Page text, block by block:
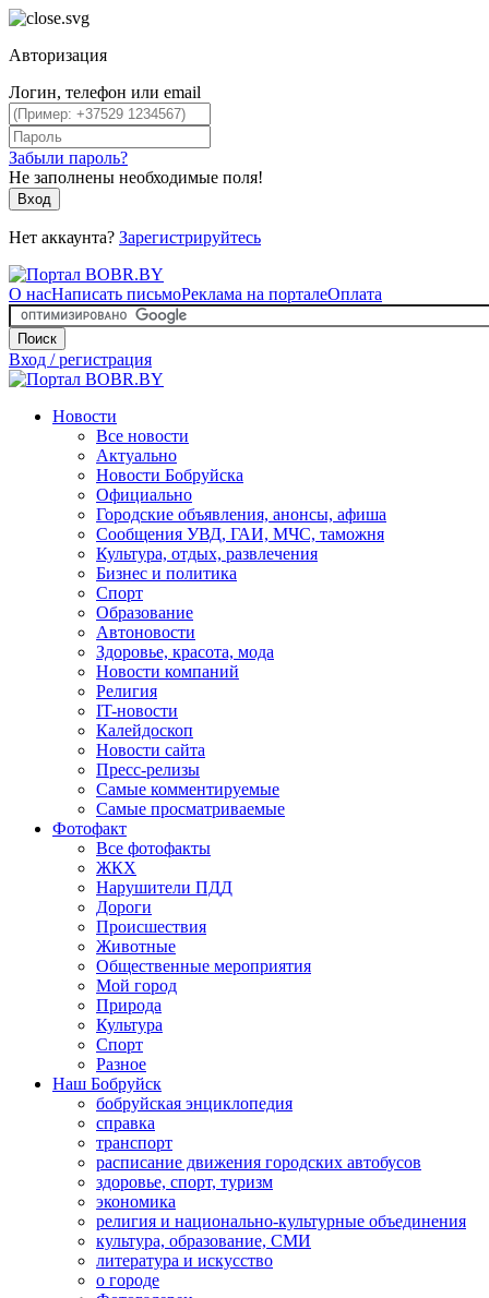
Авторизация
Логин, телефон или email
Забыли пароль?
Не заполнены необходимые поля!
Вход
Нет аккаунта? Зарегистрируйтесь
О насНаписать письмоРеклама на порталеОплата
Поиск
Вход / регистрация
Новости
Все новости
Актуально
Новости Бобруйска
Официально
Городские объявления, анонсы, афиша
Сообщения УВД, ГАИ, МЧС, таможня
Культура, отдых, развлечения
Бизнес и политика
Спорт
Образование
Автоновости
Здоровье, красота, мода
Новости компаний
Религия
IT-новости
Калейдоскоп
Новости сайта
Пресс-релизы
Самые комментируемые
Самые просматриваемые
Фотофакт
Все фотофакты
ЖКХ
Нарушители ПДД
Дороги
Происшествия
Животные
Общественные мероприятия
Мой город
Природа
Культура
Спорт
Разное
Наш Бобруйск
бобруйская энциклопедия
справка
транспорт
расписание движения городских автобусов
здоровье, спорт, туризм
экономика
религия и национально-культурные объединения
культура, образование, СМИ
литература и искусство
о городе